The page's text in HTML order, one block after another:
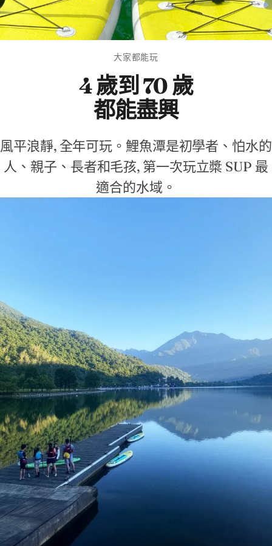
大家都能玩
4 歲到 70 歲
都能盡興
風平浪靜, 全年可玩。鯉魚潭是初學者、怕水的
人、親子、長者和毛孩, 第一次玩立槳 SUP 最
適合的水域。